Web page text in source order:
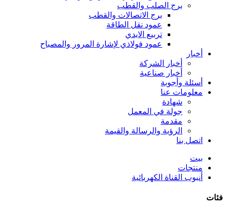
برج الصلب والقطب
برج الاتصالات والقطب
عمود نقل الطاقة
تربيع الايدي
عمود فولاذي لإشارة المرور والمصباح
أخبار
أخبار الشركة
أخبار صناعية
أسئلة وأجوبة
معلومات عنا
شهادة
جولة في المعمل
مقدمة
الرؤية والرسالة والقيمة
اتصل بنا
بيت
منتجات
أنبوب القناة الكهربائية
فئات